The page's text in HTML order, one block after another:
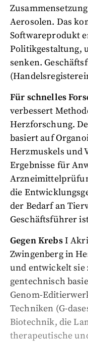
Aerosolen. Das
Softwareprodukt
Politikgestaltung,
senken.
Für schnelles
verbessert
Herzforschung.
basiert auf
Herzmuskels und
Ergebnisse für
die
der Bedarf an
Geschäftsführer
Gegen KrebsI
Zwingenberg in
und entwickelt sie
gentechnisch
Genom-
Techniken (G-
Biotechnik, die
therapeutische